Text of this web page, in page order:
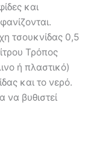
και
τσουκνίδας 0,5
Τρόπος
ή πλαστικό)
και το νερό.
βυθιστεί